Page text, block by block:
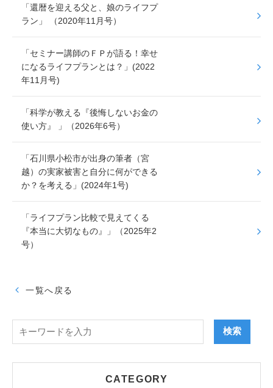
「還暦を迎える父と、娘のライフプ
ラン」 （2020年11月号）
「セミナー講師のＦＰが語る！幸せ
になるライフプランとは？」(2022
年11月号)
「科学が教える『後悔しないお金の
使い方』 」（2026年6号）
「石川県小松市が出身の筆者（宮
越）の実家被害と自分に何ができる
か？を考える」(2024年1号)
「ライフプラン比較で見えてくる
『本当に大切なもの』」（2025年2
号）
一覧へ戻る
CATEGORY